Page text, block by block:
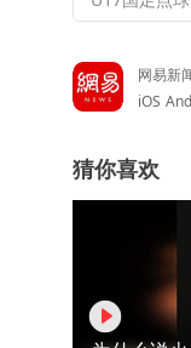
网易新
iOS
猜你喜欢